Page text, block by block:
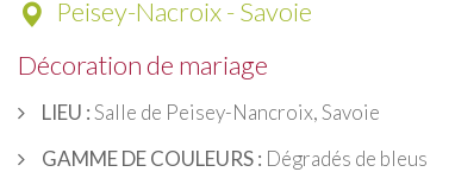
Peisey-Nacroix - Savoie
Décoration de mariage
LIEU :Salle de Peisey-Nancroix, Savoie
GAMME DE COULEURS : Dégradés de bleus